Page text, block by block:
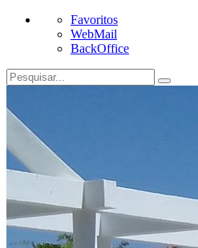
Favoritos
WebMail
BackOffice